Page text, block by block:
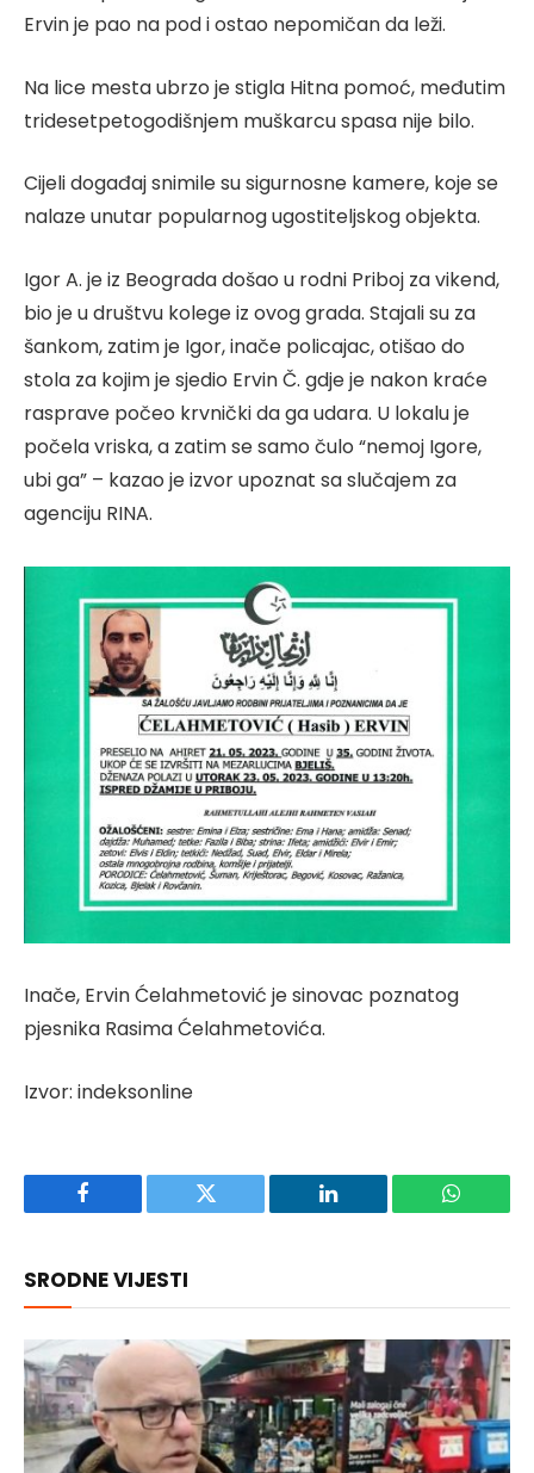
Ervin je pao na pod i ostao nepomičan da leži.
Na lice mesta ubrzo je stigla Hitna pomoć, međutim
tridesetpetogodišnjem muškarcu spasa nije bilo.
Cijeli događaj snimile su sigurnosne kamere, koje se
nalaze unutar popularnog ugostiteljskog objekta.
Igor A. je iz Beograda došao u rodni Priboj za vikend,
bio je u društvu kolege iz ovog grada. Stajali su za
šankom, zatim je Igor, inače policajac, otišao do
stola za kojim je sjedio Ervin Č. gdje je nakon kraće
rasprave počeo krvnički da ga udara. U lokalu je
počela vriska, a zatim se samo čulo “nemoj Igore,
ubi ga” – kazao je izvor upoznat sa slučajem za
agenciju RINA.
Inače, Ervin Ćelahmetović je sinovac poznatog
pjesnika Rasima Ćelahmetovića.
Izvor: indeksonline
Facebook Twitter LinkedIn
SRODNE VIJESTI